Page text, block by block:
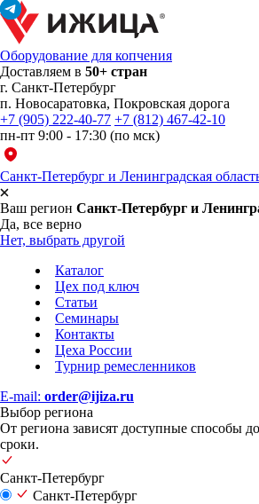
Санкт-Петербург и Ленинградская
Ваш регион Санкт-Петербург и
Да, все верно
Нет, выбрать другой
Оборудование для копчения
Доставляем в 50+ стран
г. Санкт-Петербург
п. Новосаратовка, Покровская дорога
+7 (905) 222-40-77 +7 (812) 467-42-10
пн-пт 9:00 - 17:30 (по мск)
Каталог
Цех под ключ
Статьи
Семинары
Контакты
Цеха России
Турнир ремесленников
E-mail: order@ijiza.ru
Выбор региона
От региона зависят доступные способы
сроки.
Санкт-Петербург
Санкт-Петербург